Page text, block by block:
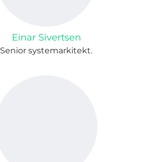
Einar Sivertsen
Senior systemarkitekt.